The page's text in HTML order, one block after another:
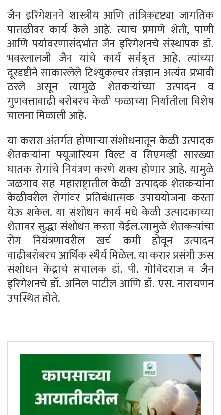
जैन इरिगेशनने शास्त्रीय आणि तांत्रिकदृष्ट्या जागतिक
पातळीवर कार्य केले आहे. त्याच प्रमाणे शेती, पाणी
आणि पर्यावरणासंदर्भात जैन इरिगेशनचे संस्थापक डॉ.
भवरलालजी जैन यांचे कार्य सर्वश्रृत आहे. त्यांच्या
दूरदृष्टीने साकारलेले टिश्युकल्चर तंत्रज्ञान अत्यंत प्रभावी
ठरले असून त्यामुळे शेतकऱ्यांच्या उत्पादन व
गुणवत्तावाढी बरोबरच केळी फळाच्या निर्यातीला विशेष
चालना मिळाली आहे.
या करारा अंतर्गत होणाऱ्या संशोधनातून केळी उत्पादक
शेतकऱ्यांना फ्यूजारियम विल्ट व सिएमव्ही सारख्या
घातक रोगांचे नियंत्रण करणे शक्य होणार आहे. यामुळे
जळगाव सह महाराष्ट्रातील केळी उत्पादक शेतकऱ्यांना
केळीवरील रोगांवर प्रतिबंधात्मक उपाययोजना करता
येऊ शकेल. या संशोधन कार्य मधे केळी उत्पादकाच्या
शेतावर सुद्धा संशोधन करता येईल.त्यामुळे शेतकऱ्यांचा
रोग नियंत्रणावरील खर्च कमी होवून उत्पादन
वाढीबरोबरच आर्थिक स्थैर्य मिळेल. या करार प्रसंगी ऊस
संशोधन केंद्राचे संचालक डॉ. पी. गोविंदराज व जैन
इरिगेशनचे डॉ. अनिल पाटील आणि डॉ. एस. नारायणन
उपस्थित होते.